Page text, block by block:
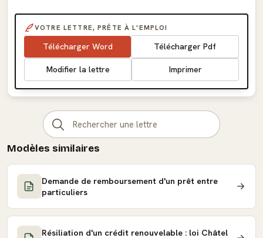
VOTRE LETTRE, PRÊTE À L'EMPLOI
Télécharger Word Télécharger Pdf
Modifier la lettre Imprimer
Modèles similaires
Demande de remboursement d'un prêt entre
particuliers
Résiliation d'un crédit renouvelable : loi Châtel